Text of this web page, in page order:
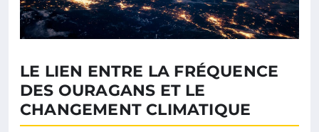
LE LIEN ENTRE LA FRÉQUENCE
DES OURAGANS ET LE
CHANGEMENT CLIMATIQUE